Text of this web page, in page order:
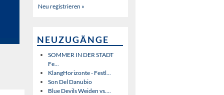
Neu registrieren »
NEUZUGÄNGE
SOMMER IN DER STADT
Fe...
KlangHorizonte - Festl...
Son Del Danubio
Blue Devils Weiden vs....